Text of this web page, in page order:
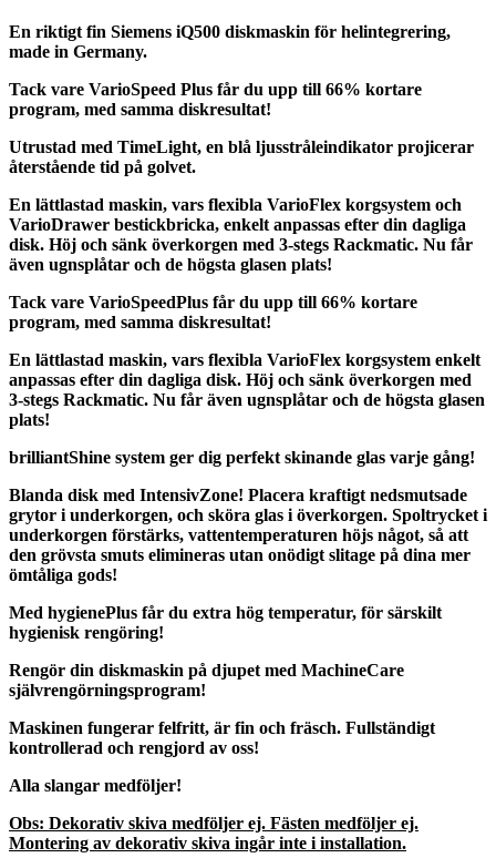
En riktigt fin Siemens iQ500 diskmaskin för helintegrering,
made in Germany.
Tack vare VarioSpeed Plus får du upp till 66% kortare
program, med samma diskresultat!
Utrustad med TimeLight, en blå ljusstråleindikator projicerar
återstående tid på golvet.
En lättlastad maskin, vars flexibla VarioFlex korgsystem och
VarioDrawer bestickbricka, enkelt anpassas efter din dagliga
disk. Höj och sänk överkorgen med 3-stegs Rackmatic. Nu får
även ugnsplåtar och de högsta glasen plats!
Tack vare VarioSpeedPlus får du upp till 66% kortare
program, med samma diskresultat!
En lättlastad maskin, vars flexibla VarioFlex korgsystem enkelt
anpassas efter din dagliga disk. Höj och sänk överkorgen med
3-stegs Rackmatic. Nu får även ugnsplåtar och de högsta glasen
plats!
brilliantShine system ger dig perfekt skinande glas varje gång!
Blanda disk med IntensivZone! Placera kraftigt nedsmutsade
grytor i underkorgen, och sköra glas i överkorgen. Spoltrycket i
underkorgen förstärks, vattentemperaturen höjs något, så att
den grövsta smuts elimineras utan onödigt slitage på dina mer
ömtåliga gods!
Med hygienePlus får du extra hög temperatur, för särskilt
hygienisk rengöring!
Rengör din diskmaskin på djupet med MachineCare
självrengörningsprogram!
Maskinen fungerar felfritt, är fin och fräsch. Fullständigt
kontrollerad och rengjord av oss!
Alla slangar medföljer!
Obs: Dekorativ skiva medföljer ej. Fästen medföljer ej.
Montering av dekorativ skiva ingår inte i installation.